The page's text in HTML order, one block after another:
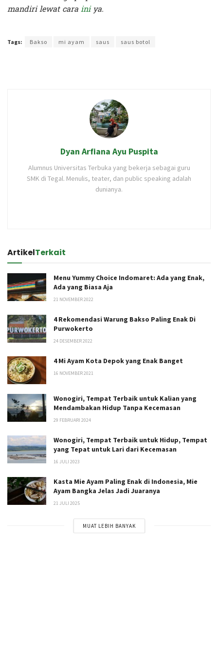
mandiri lewat carainiya.
Tags: Bakso mi ayam saus saus botol
Dyan Arfiana Ayu Puspita
Alumnus Universitas Terbuka yang bekerja sebagai guru
SMK di Tegal. Menulis, teater, dan public speaking adalah
dunianya.
ArtikelTerkait
Menu Yummy Choice Indomaret: Ada yang Enak,
Ada yang Biasa Aja
21 NOVEMBER 2022
4 Rekomendasi Warung Bakso Paling Enak Di
Purwokerto
24 DESEMBER 2022
4 Mi Ayam Kota Depok yang Enak Banget
16 NOVEMBER 2021
Wonogiri, Tempat Terbaik untuk Kalian yang
Mendambakan Hidup Tanpa Kecemasan
29 FEBRUARI 2024
Wonogiri, Tempat Terbaik untuk Hidup, Tempat
yang Tepat untuk Lari dari Kecemasan
16 JULI 2023
Kasta Mie Ayam Paling Enak di Indonesia, Mie
Ayam Bangka Jelas Jadi Juaranya
21 JULI 2025
MUAT LEBIH BANYAK